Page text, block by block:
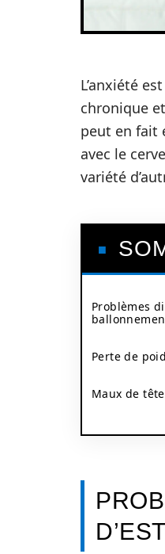
L’anxiété
chronique
peut en fait
avec le
variété
Problèmes
Perte de
Maux de